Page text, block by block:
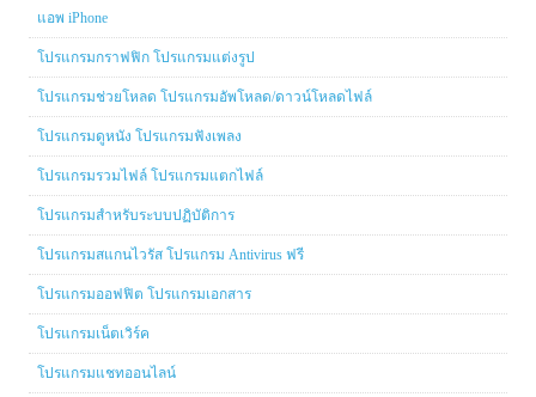
แอพ iPhone
โปรแกรมกราฟฟิก โปรแกรมแต่งรูป
โปรแกรมช่วยโหลด โปรแกรมอัพโหลด/ดาวน์โหลดไฟล์
โปรแกรมดูหนัง โปรแกรมฟังเพลง
โปรแกรมรวมไฟล์ โปรแกรมแตกไฟล์
โปรแกรมสำหรับระบบปฏิบัติการ
โปรแกรมสแกนไวรัส โปรแกรม Antivirus ฟรี
โปรแกรมออฟฟิต โปรแกรมเอกสาร
โปรแกรมเน็ตเวิร์ค
โปรแกรมแชทออนไลน์